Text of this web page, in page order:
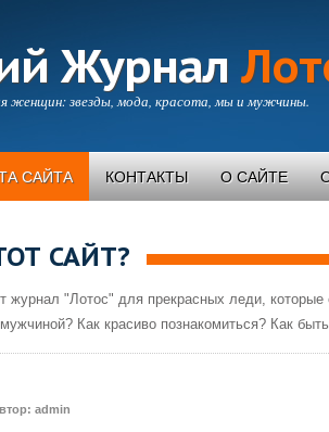
Журнал
женщин: звезды, мода, красота, мы и мужчины.
САЙТА КОНТАКТЫ О САЙТЕ
САЙТ?
журнал "Лотос" для прекрасных леди,
Как красиво познакомиться? Как
admin